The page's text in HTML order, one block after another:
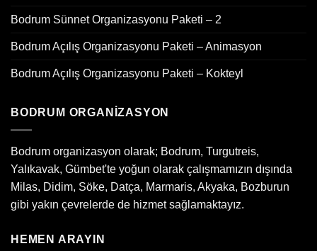
Bodrum Sünnet Organizasyonu Paketi – 2
Bodrum Açılış Organizasyonu Paketi – Animasyon
Bodrum Açılış Organizasyonu Paketi – Kokteyl
BODRUM ORGANIZASYON
Bodrum organizasyon olarak; Bodrum, Turgutreis,
Yalıkavak, Gümbet'te yoğun olarak çalışmamızın dışında
Milas, Didim, Söke, Datça, Marmaris, Akyaka, Bozburun
gibi yakın çevrelerde de hizmet sağlamaktayız.
HEMEN ARAYIN